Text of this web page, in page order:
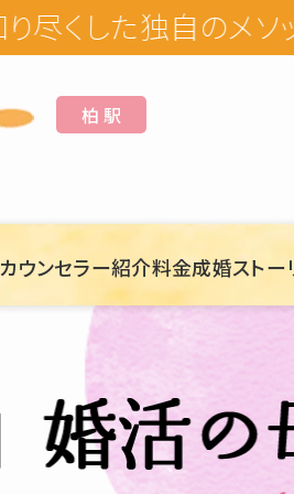
学習
柏 駅
カウンセラー紹介料金成婚ストー